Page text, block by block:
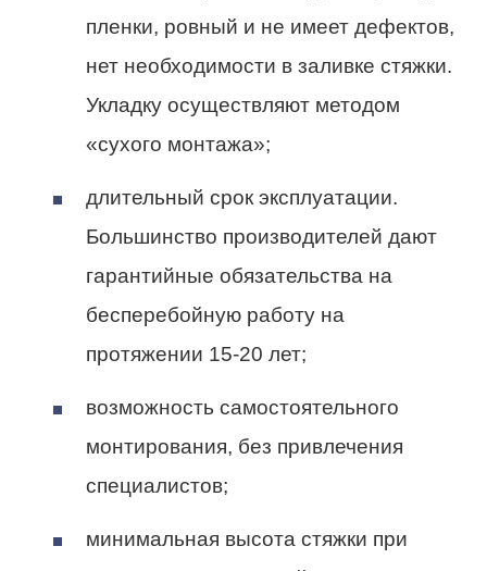
пленки, ровный и не имеет дефектов,
нет необходимости в заливке стяжки.
Укладку осуществляют методом
«сухого монтажа»;
длительный срок эксплуатации.
Большинство производителей дают
гарантийные обязательства на
бесперебойную работу на
протяжении 15-20 лет;
возможность самостоятельного
монтирования, без привлечения
специалистов;
минимальная высота стяжки при